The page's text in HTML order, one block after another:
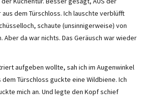
aus dem Türschloss. Ich lauschte verblüfft
schaute (unsinnigerweise) von
Aber da war nichts. Das Geräusch war wieder
aufgeben wollte, sah ich im Augenwinkel
Türschloss guckte eine Wildbiene. Ich
mich an. Und legte den Kopf schief